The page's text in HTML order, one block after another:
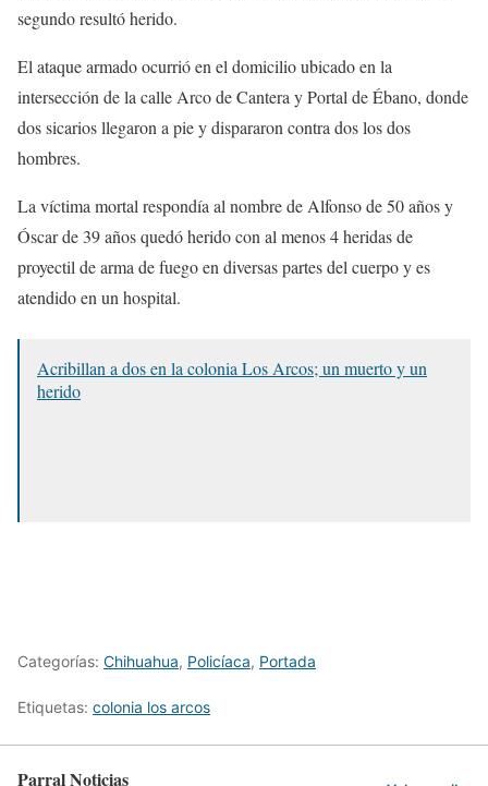
segundo resultó herido.
El ataque armado ocurrió en el domicilio ubicado en la
intersección de la calle Arco de Cantera y Portal de Ébano, donde
dos sicarios llegaron a pie y dispararon contra dos los dos
hombres.
La víctima mortal respondía al nombre de Alfonso de 50 años y
Óscar de 39 años quedó herido con al menos 4 heridas de
proyectil de arma de fuego en diversas partes del cuerpo y es
atendido en un hospital.
Acribillan a dos en la colonia Los Arcos; un muerto y un
herido
Categorías: Chihuahua, Policíaca, Portada
Etiquetas: colonia los arcos
Parral Noticias